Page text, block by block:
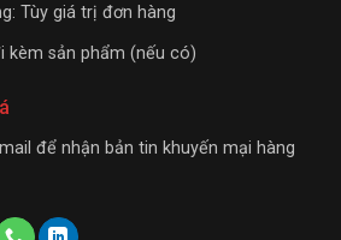
Tùy giá trị đơn hàng
kèm sản phẩm (nếu có)
để nhận bản tin khuyến mại hàng